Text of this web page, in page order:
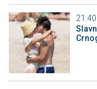
21:40